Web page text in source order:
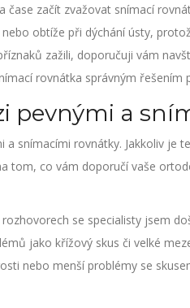
čase začít zvažovat snímací
obtíže při dýchání ústy,
zažili, doporučuji vám
rovnátka správným řešením
pevnými a
snímacími rovnátky. Jakkoliv je
tom, co vám doporučí vaše
se specialisty jsem
jako křížový skus či velké
nebo menší problémy se